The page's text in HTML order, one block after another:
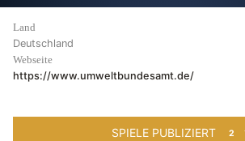
Land
Deutschland
Webseite
https://www.umweltbundesamt.de/
SPIELE PUBLIZIERT 2